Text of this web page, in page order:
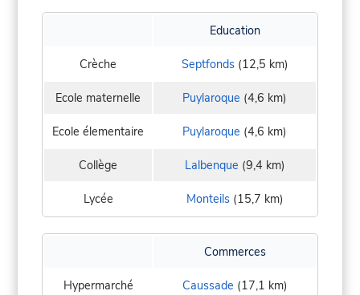
Education
Crèche Septfonds(12,5 km)
Ecole maternelle Puylaroque (4,6 km)
Ecole élementaire Puylaroque (4,6 km)
Collège Lalbenque (9,4 km)
Lycée Monteils(15,7 km)
Commerces
Hypermarché Caussade (17,1 km)